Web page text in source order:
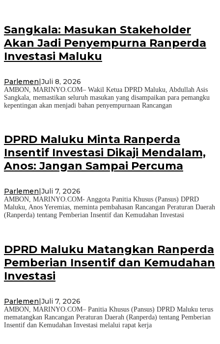
Sangkala: Masukan Stakeholder
Akan Jadi Penyempurna Ranperda
Investasi Maluku
Parlemen|Juli 8, 2026
AMBON, MARINYO.COM– Wakil Ketua DPRD Maluku, Abdullah Asis
Sangkala, memastikan seluruh masukan yang disampaikan para pemangku
kepentingan akan menjadi bahan penyempurnaan Rancangan
DPRD Maluku Minta Ranperda
Insentif Investasi Dikaji Mendalam,
Anos: Jangan Sampai Percuma
Parlemen Juli 7, 2026
AMBON, MARINYO.COM- Anggota Panitia Khusus (Pansus) DPRD
Maluku, Anos Yeremias, meminta pembahasan Rancangan Peraturan Daerah
(Ranperda) tentang Pemberian Insentif dan Kemudahan Investasi
DPRD Maluku Matangkan Ranperda
Pemberian Insentif dan Kemudahan
Investasi
Parlemen|Juli 7, 2026
AMBON, MARINYO.COM– Panitia Khusus (Pansus) DPRD Maluku terus
mematangkan Rancangan Peraturan Daerah (Ranperda) tentang Pemberian
Insentif dan Kemudahan Investasi melalui rapat kerja